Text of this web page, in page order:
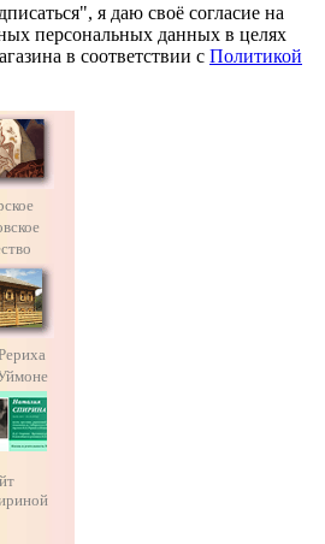
я даю своё согласие на
персональных данных в целях
в соответствии с Политикой